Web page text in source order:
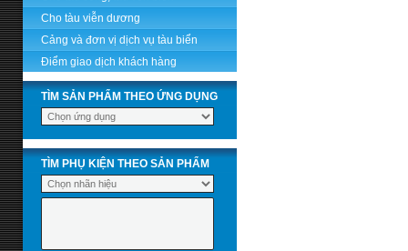
Cho tàu viễn dương
Cảng và đơn vị dịch vụ tàu biển
Điểm giao dịch khách hàng
TÌM SẢN PHẨM THEO ỨNG DỤNG
TÌM PHỤ KIỆN THEO SẢN PHẨM